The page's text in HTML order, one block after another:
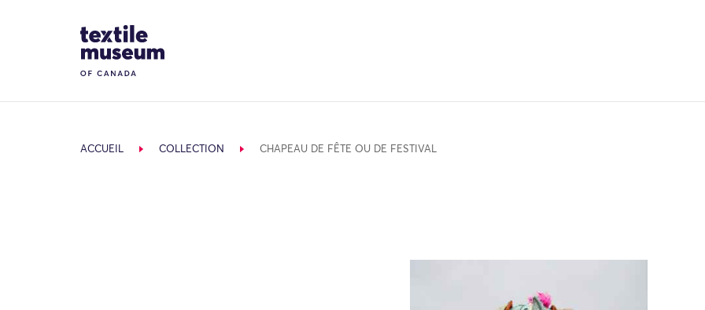
Site Logo
ACCUEIL COLLECTION CHAPEAU DE FÊTE OU DE FESTIVAL